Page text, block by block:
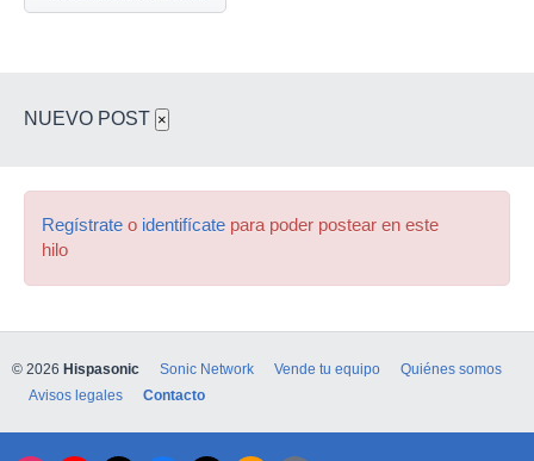
NUEVO POST ×
Regístrate o identifícate para poder postear en este
hilo
© 2026 Hispasonic Sonic Network Vende tu equipo
Quiénes somos
Avisos legales
Contacto